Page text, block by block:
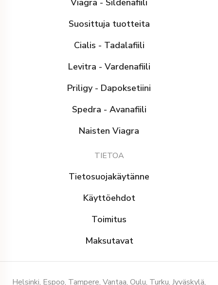
Viagra - Sildenafiili
Suosittuja tuotteita
Cialis - Tadalafiili
Levitra - Vardenafiili
Priligy - Dapoksetiini
Spedra - Avanafiili
Naisten Viagra
TIETOA
Tietosuojakäytänne
Käyttöehdot
Toimitus
Maksutavat
Helsinki, Espoo, Tampere, Vantaa, Oulu, Turku, Jyväskylä,